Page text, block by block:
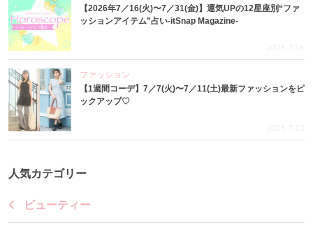
【2026年7／16(火)〜7／31(金)】運気UPの12星座別“ファ
ッションアイテム”占い-itSnap Magazine-
2026.7.16
ファッション
【1週間コーデ】7／7(火)〜7／11(土)最新ファッションをピ
ックアップ♡
2026.7.15
人気カテゴリー
ビューティー